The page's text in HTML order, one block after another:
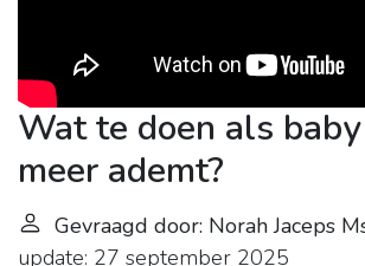
Wat te doen als
meer ademt?
Gevraagd door: Norah Jaceps
update: 27 september 2025